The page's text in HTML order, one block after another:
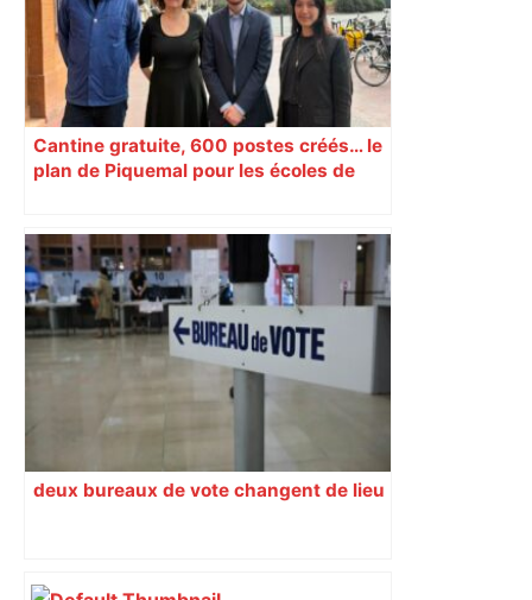
Cantine gratuite, 600 postes créés… le
plan de Piquemal pour les écoles de
deux bureaux de vote changent de lieu